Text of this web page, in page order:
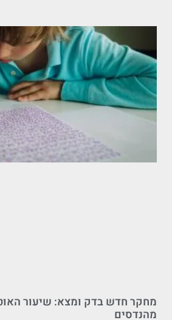
מחקר חדש בדק ומצא: שיעור
מהנדסים